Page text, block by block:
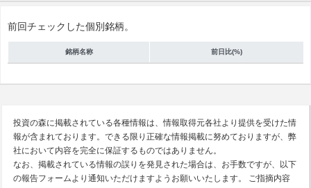
前回チェックした個別銘柄。
銘柄名称 前日比(%)
投資の森に掲載されている各種情報は、情報取得元各社より提供を受けた情
報が含まれております。できる限り正確な情報掲載に努めておりますが、弊
社において内容を完全に保証するものではありません。
なお、掲載されている情報の誤りを発見された場合は、お手数ですが、以下
の報告フォームより通知いただけますようお願いいたします。 ご指摘内容